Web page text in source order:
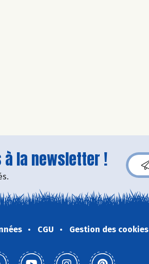
la newsletter !
CGU Gestion des cookies